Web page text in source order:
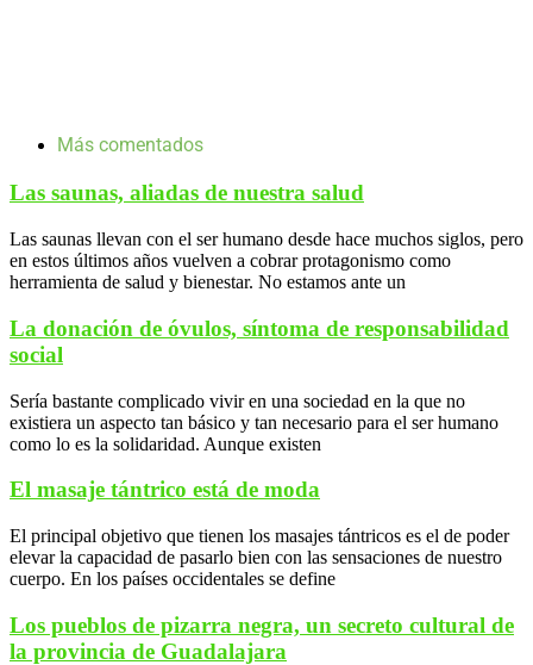
Más comentados
Las saunas, aliadas de nuestra salud
Las saunas llevan con el ser humano desde hace muchos siglos, pero
en estos últimos años vuelven a cobrar protagonismo como
herramienta de salud y bienestar. No estamos ante un
La donación de óvulos, síntoma de responsabilidad
social
Sería bastante complicado vivir en una sociedad en la que no
existiera un aspecto tan básico y tan necesario para el ser humano
como lo es la solidaridad. Aunque existen
El masaje tántrico está de moda
El principal objetivo que tienen los masajes tántricos es el de poder
elevar la capacidad de pasarlo bien con las sensaciones de nuestro
cuerpo. En los países occidentales se define
Los pueblos de pizarra negra, un secreto cultural de
la provincia de Guadalajara